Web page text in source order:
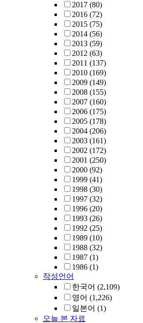
2017 (80)
2016 (72)
2015 (75)
2014 (56)
2013 (59)
2012 (63)
2011 (137)
2010 (169)
2009 (149)
2008 (155)
2007 (160)
2006 (175)
2005 (178)
2004 (206)
2003 (161)
2002 (172)
2001 (250)
2000 (92)
1999 (41)
1998 (30)
1997 (32)
1996 (20)
1993 (26)
1992 (25)
1989 (10)
1988 (32)
1987 (1)
1986 (1)
작성언어
한국어 (2,109)
영어 (1,226)
일본어 (1)
오늘 본 자료